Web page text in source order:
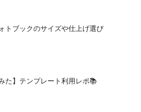
トブックのサイズや仕上げ選び
た】テンプレート利用レポ📚